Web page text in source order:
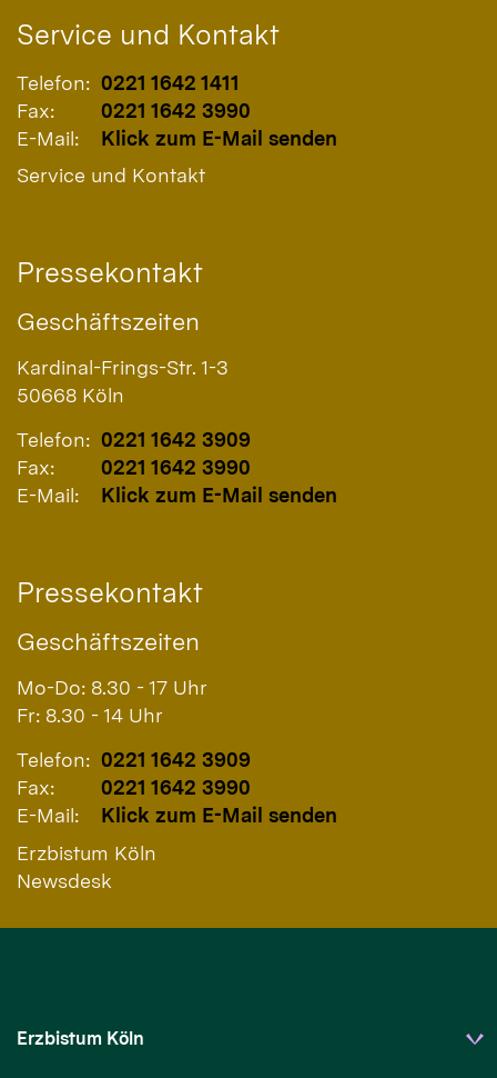
Service und Kontakt
Telefon: 0221 1642 1411
Fax:
0221 1642 3990
E-Mail:
Klick zum E-Mail senden
Service und Kontakt
Pressekontakt
Geschäftszeiten
Kardinal-Frings-Str. 1-3
50668 Köln
Telefon: 0221 1642 3909
Fax:
0221 1642 3990
E-Mail:
Klick zum E-Mail senden
Pressekontakt
Geschäftszeiten
Mo-Do: 8.30 - 17 Uhr
Fr: 8.30 - 14 Uhr
Telefon: 0221 1642 3909
Fax:
0221 1642 3990
E-Mail:
Klick zum E-Mail senden
Erzbistum Köln
Newsdesk
Erzbistum Köln